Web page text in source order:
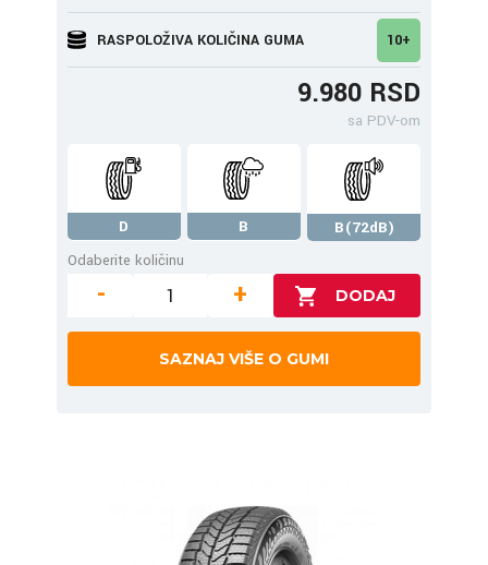
RASPOLOŽIVA KOLIČINA GUMA 10+
9.980 RSD
sa PDV-om
D B
B(72dB)
Odaberite količinu
- +
SAZNAJ VIŠE O GUMI